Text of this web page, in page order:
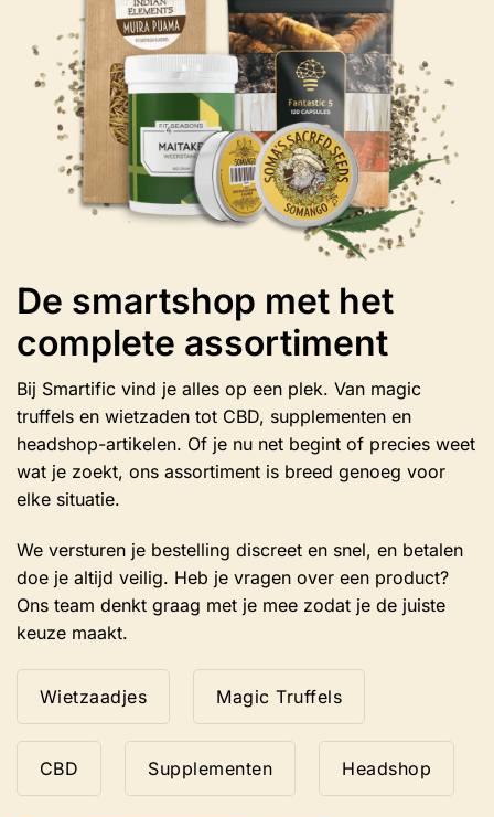
worden
op
de
productpagina
De smartshop met het
complete assortiment
Bij Smartific vind je alles op een plek. Van magic
truffels en wietzaden tot CBD, supplementen en
headshop-artikelen. Of je nu net begint of precies weet
wat je zoekt, ons assortiment is breed genoeg voor
elke situatie.
We versturen je bestelling discreet en snel, en betalen
doe je altijd veilig. Heb je vragen over een product?
Ons team denkt graag met je mee zodat je de juiste
keuze maakt.
Wietzaadjes Magic Truffels
CBD Supplementen Headshop